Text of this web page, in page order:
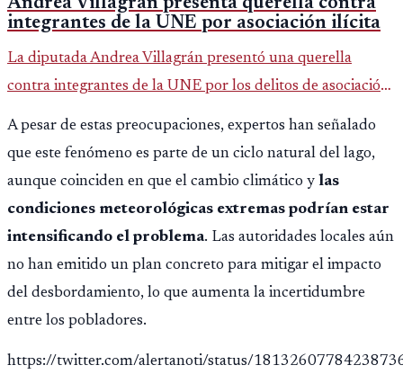
integrantes de la UNE por asociación ilícita
La diputada Andrea Villagrán presentó una querella
contra integrantes de la UNE por los delitos de asociación
ilícita, terrorismo y sedición.
A pesar de estas preocupaciones, expertos han señalado
que este fenómeno es parte de un ciclo natural del lago,
aunque coinciden en que el cambio climático y las
condiciones meteorológicas extremas podrían estar
intensificando el problema. Las autoridades locales aún
no han emitido un plan concreto para mitigar el impacto
del desbordamiento, lo que aumenta la incertidumbre
entre los pobladores.
https://twitter.com/alertanoti/status/